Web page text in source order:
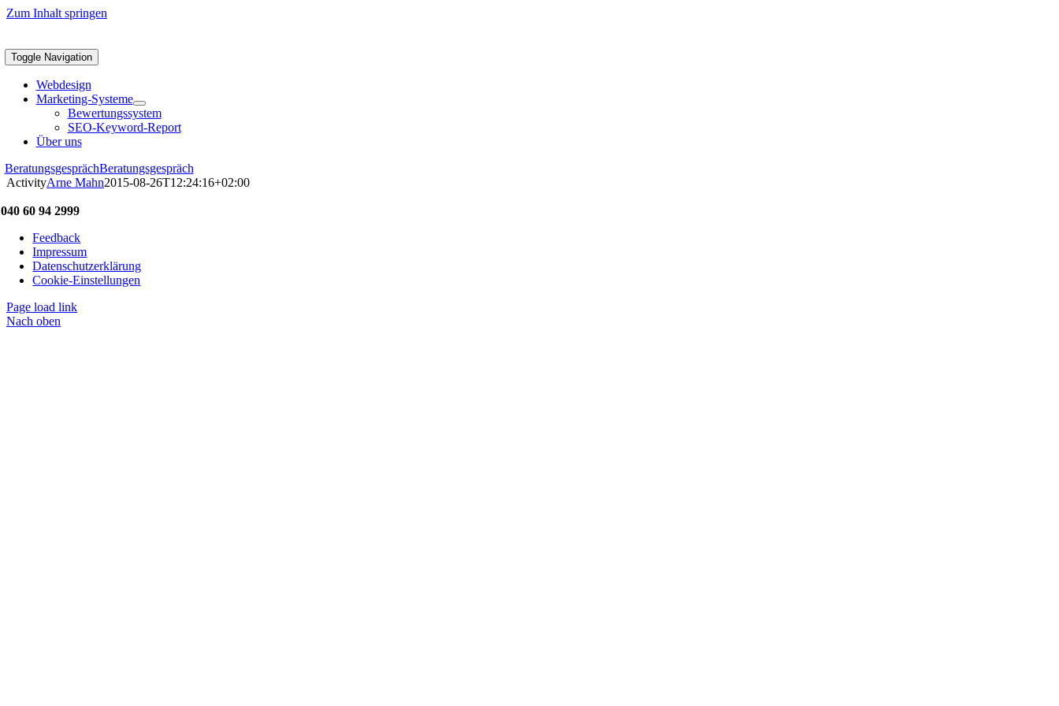
Zum Inhalt springen
Toggle Navigation
Webdesign
Marketing-Systeme
Bewertungssystem
SEO-Keyword-Report
Über uns
BeratungsgesprächBeratungsgespräch
ActivityArne Mahn2015-08-26T12:24:16+02:00
040 60 94 2999
Feedback
Impressum
Datenschutzerklärung
Cookie-Einstellungen
Page load link
Nach oben